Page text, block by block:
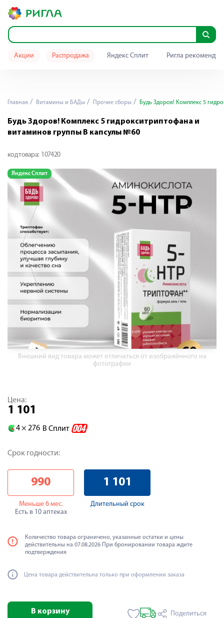
Акции Распродажа Яндекс Сплит Ригла
Главная Витамины и БАДы Прочие сборы Будь Здоров! Комплекс 5
Будь Здоров! Комплекс 5 гидрокситриптофана и
витаминов группы В капсулы №60
код товара: 107420
Яндекс Сплит
Внешний вид товара может отличаться от изображённого на
фотографии
Цена:
1 101
4 × 276 В Сплит
Срок годности:
990
Меньше 6 мес.
Есть в 10 аптеках
1 101
Длительный срок
Количество товара ограничено, указанные остатки и цены
действительны на 07.08.2026 При бронировании товара ждите
подтверждения
Цена товара действительна только при оформлении заказа
В корзину Поделиться